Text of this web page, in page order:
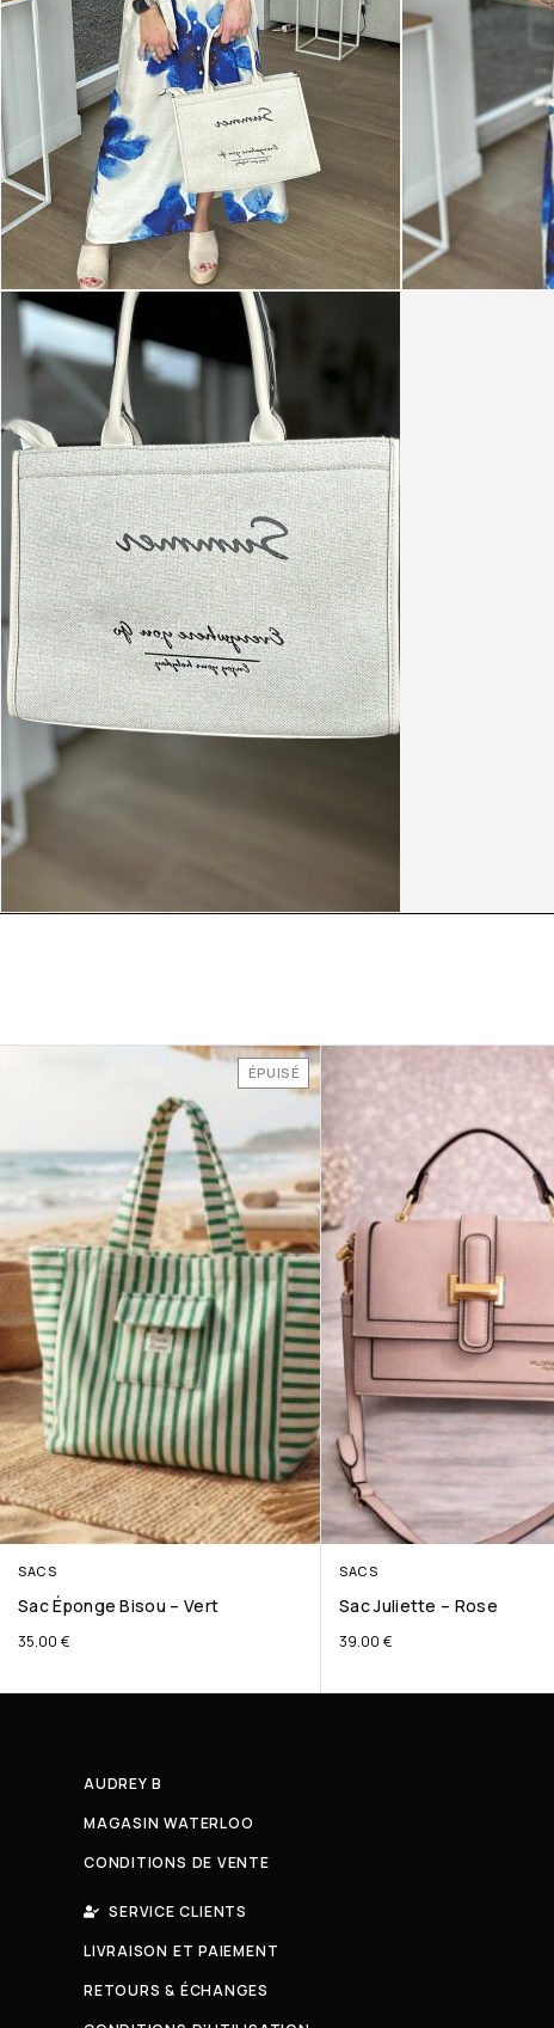
ÉPUISÉ
SACS
Sac Éponge Bisou – Vert
35.00 €
SACS
Sac Juliette – Rose
39.00 €
AUDREY B
MAGASIN WATERLOO
CONDITIONS DE VENTE
SERVICE CLIENTS
LIVRAISON ET PAIEMENT
RETOURS & ÉCHANGES